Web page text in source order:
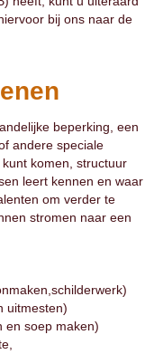
bij ons naar de
beperking, een
andere speciale
komen, structuur
leert kennen en waar
om verder te
stromen naar een
uitmesten)
en soep maken)